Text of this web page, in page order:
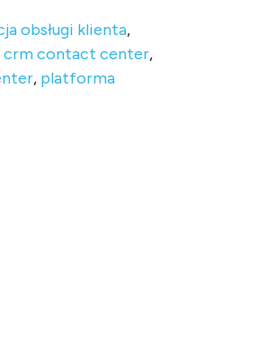
obsługi klienta,
crm contact center,
, platforma